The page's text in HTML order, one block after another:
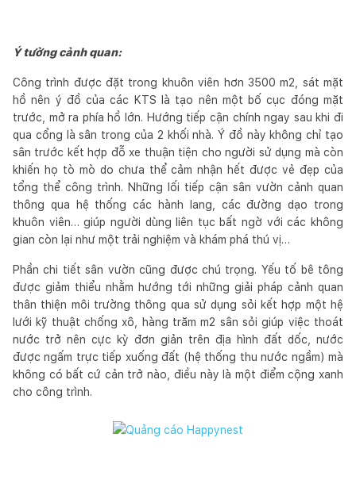
Ý tưởng cảnh quan:
Công trình được đặt trong khuôn viên hơn 3500 m2, sát mặt
hồ nên ý đồ của các KTS là tạo nên một bố cục đóng mặt
trước, mở ra phía hồ lớn. Hướng tiếp cận chính ngay sau khi đi
qua cổng là sân trong của 2 khối nhà. Ý đồ này không chỉ tạo
sân trước kết hợp đỗ xe thuận tiện cho người sử dụng mà còn
khiến họ tò mò do chưa thể cảm nhận hết được vẻ đẹp của
tổng thể công trình. Những lối tiếp cận sân vườn cảnh quan
thông qua hệ thống các hành lang, các đường dạo trong
khuôn viên… giúp người dùng liên tục bất ngờ với các không
gian còn lại như một trải nghiệm và khám phá thú vị…
Phần chi tiết sân vườn cũng được chú trọng. Yếu tố bê tông
được giảm thiểu nhằm hướng tới những giải pháp cảnh quan
thân thiện môi trường thông qua sử dụng sỏi kết hợp một hệ
lưới kỹ thuật chống xô , hàng trăm m2 sân sỏi giúp việc thoát
nước trở nên cực kỳ đơn giản trên địa hình đất dốc, nước
được ngấm trực tiếp xuống đất (hệ thống thu nước ngầm) mà
không có bất cứ cản trở nào, điều này là một điểm cộng xanh
cho công trình.